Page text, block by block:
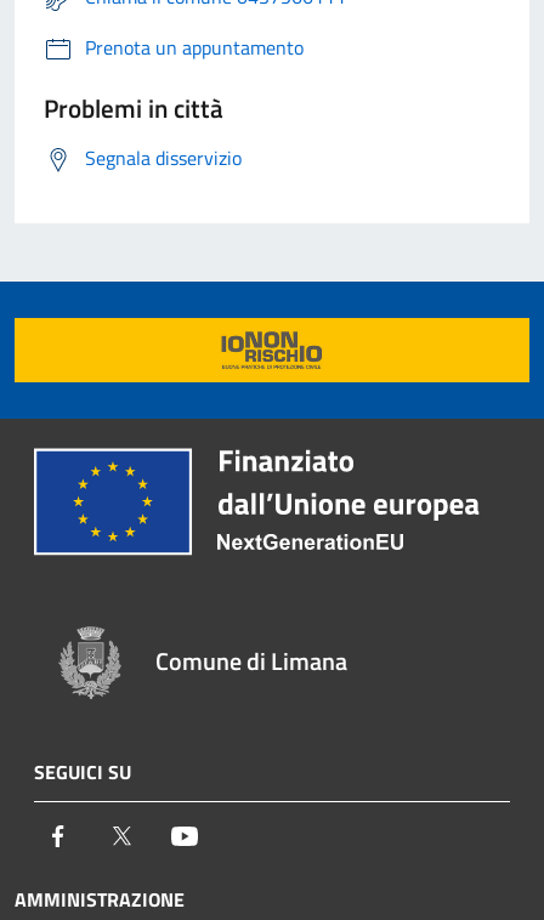
Prenota un appuntamento
Problemi in città
Segnala disservizio
Comune di Limana
SEGUICI SU
Facebook Twitter
AMMINISTRAZIONE